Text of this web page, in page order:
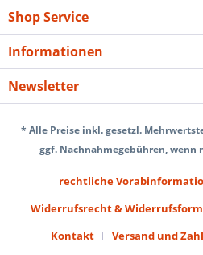
Shop Service
Informationen
Newsletter
* Alle Preise inkl. gesetzl.
ggf. Nachnahmegebühren, wenn
rechtliche
Widerrufsrecht &
Kontakt
Versand und